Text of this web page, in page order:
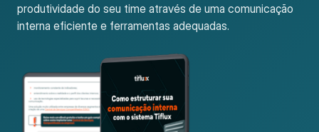
produtividade do seu time através de uma comunicação
interna eficiente e ferramentas adequadas.